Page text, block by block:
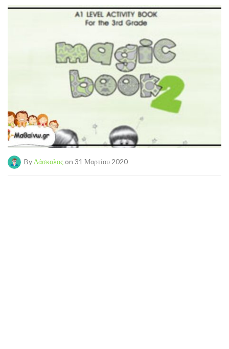
By Δάσκαλος on 31 Μαρτίου 2020